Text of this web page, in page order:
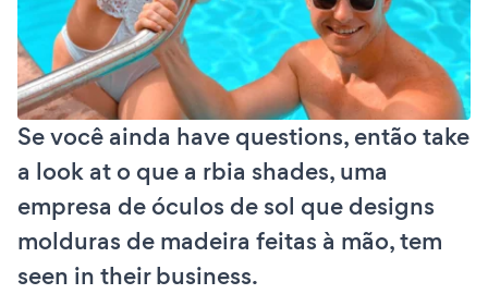
Se você ainda have questions, então take
a look at o que a rbia shades, uma
empresa de óculos de sol que designs
molduras de madeira feitas à mão, tem
seen in their business.